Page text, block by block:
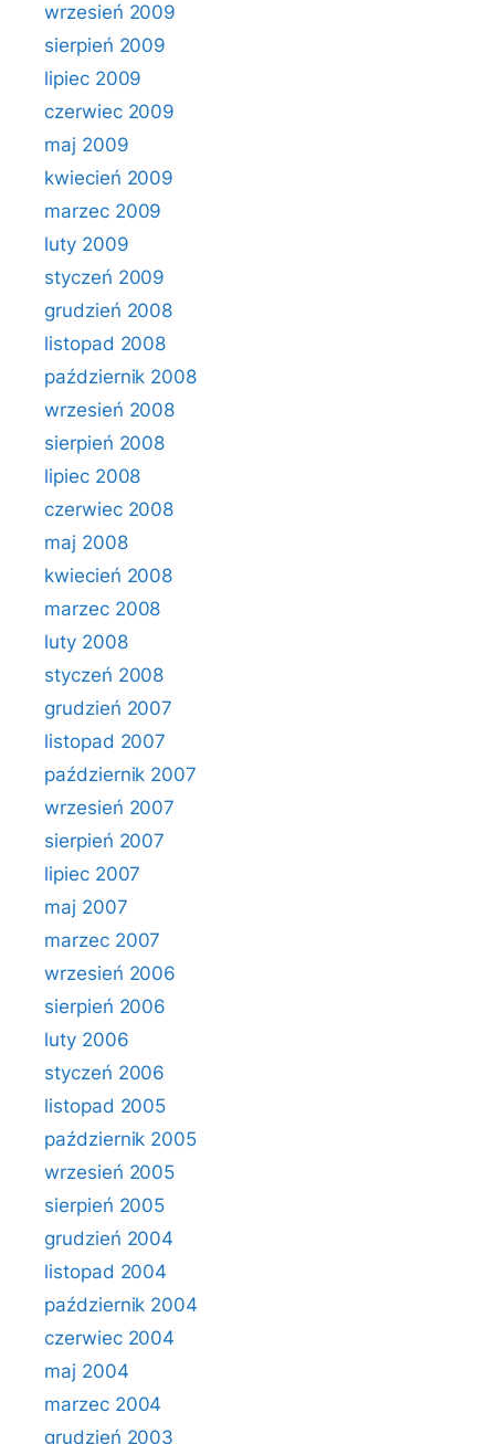
wrzesień 2009
sierpień 2009
lipiec 2009
czerwiec 2009
maj 2009
kwiecień 2009
marzec 2009
luty 2009
styczeń 2009
grudzień 2008
listopad 2008
październik 2008
wrzesień 2008
sierpień 2008
lipiec 2008
czerwiec 2008
maj 2008
kwiecień 2008
marzec 2008
luty 2008
styczeń 2008
grudzień 2007
listopad 2007
październik 2007
wrzesień 2007
sierpień 2007
lipiec 2007
maj 2007
marzec 2007
wrzesień 2006
sierpień 2006
luty 2006
styczeń 2006
listopad 2005
październik 2005
wrzesień 2005
sierpień 2005
grudzień 2004
listopad 2004
październik 2004
czerwiec 2004
maj 2004
marzec 2004
grudzień 2003